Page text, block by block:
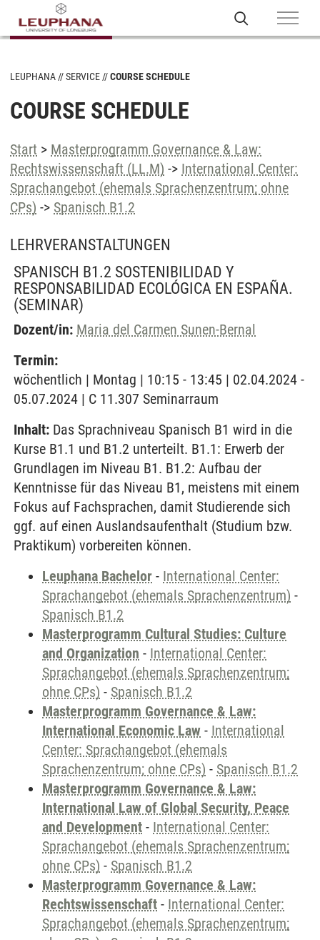
LEUPHANA SERVICE COURSE SCHEDULE
COURSE SCHEDULE
Start > Masterprogramm Governance & Law:
Rechtswissenschaft (LL.M) -> International Center:
Sprachangebot (ehemals Sprachenzentrum; ohne
CPs) -> Spanisch B1.2
LEHRVERANSTALTUNGEN
SPANISCH B1.2 SOSTENIBILIDAD Y
RESPONSABILIDAD ECOLÓGICA EN ESPAÑA.
(SEMINAR)
Dozent/in: Maria del Carmen Sunen-Bernal
Termin:
wöchentlich | Montag | 10:15 - 13:45 | 02.04.2024 -
05.07.2024 | C 11.307 Seminarraum
Inhalt: Das Sprachniveau Spanisch B1 wird in die
Kurse B1.1 und B1.2 unterteilt. B1.1: Erwerb der
Grundlagen im Niveau B1. B1.2: Aufbau der
Kenntnisse für das Niveau B1, meistens mit einem
Fokus auf Fachsprachen, damit Studierende sich
ggf. auf einen Auslandsaufenthalt (Studium bzw.
Praktikum) vorbereiten können.
Leuphana Bachelor - International Center:
Sprachangebot (ehemals Sprachenzentrum) -
Spanisch B1.2
Masterprogramm Cultural Studies: Culture
and Organization - International Center:
Sprachangebot (ehemals Sprachenzentrum;
ohne CPs) - Spanisch B1.2
Masterprogramm Governance & Law:
International Economic Law - International
Center: Sprachangebot (ehemals
Sprachenzentrum; ohne CPs) - Spanisch B1.2
Masterprogramm Governance & Law:
International Law of Global Security, Peace
and Development - International Center:
Sprachangebot (ehemals Sprachenzentrum;
ohne CPs) - Spanisch B1.2
Masterprogramm Governance & Law:
Rechtswissenschaft - International Center:
Sprachangebot (ehemals Sprachenzentrum;